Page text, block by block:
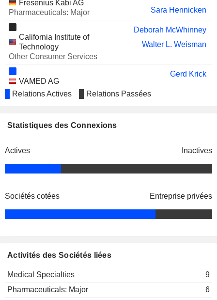
AG
INC.
William Valle
AMERICAN ONCOLOGY
NETWORK, INC.
Fresenius Kabi AG
Pharmaceuticals: Major
Sara Hennicken
California Institute of
Technology
Other Consumer Services
Deborah McWhinney
Walter L. Weisman
VAMED AG
Medical/Nursing Services
Gerd Krick
NxStage Medical, Inc.
Jet Propulsion Laboratory
Miscellaneous Commercial
Walter L. Weisman
Medos Medizintechnik AG
Medical Specialties
Olaf Schermeier
Management AG
Dieter Schenk
Roberto Fusté
Relations Actives Relations Passées
Statistiques des Connexions
Actives Inactives
Sociétés cotées Entreprise privées
Activités des Sociétés liées
Medical Specialties
9
Pharmaceuticals: Major
6